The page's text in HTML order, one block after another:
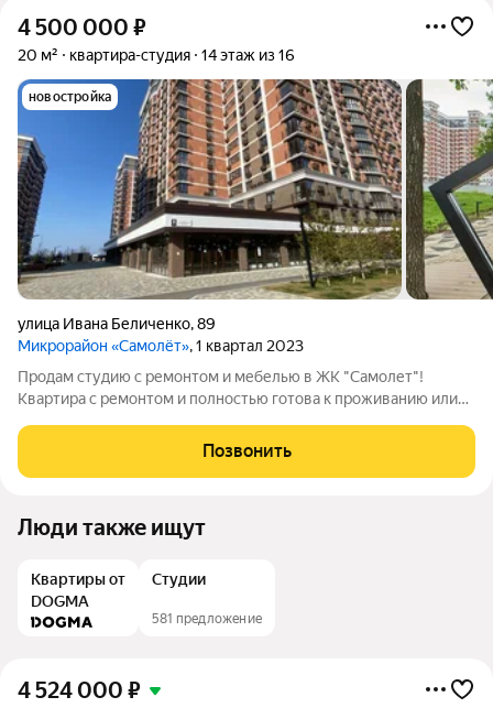
4 500 000 ₽
20 м² квартира-студия 14 этаж из 16
новостройка
улица Ивана Беличенко,89
Микрорайон «Самолёт», 1 квартал 2023
Продам студию с ремонтом и мебелью в ЖК "Самолет"!
Квартира с ремонтом и полностью готова к проживанию или
города с новыми аллеями, парковыми территориями, для
детей и взрослых продуманы территории
Позвонить
Люди также ищут
Квартиры от
DOGMA
Студии
581 предложение
4 524 000 ₽